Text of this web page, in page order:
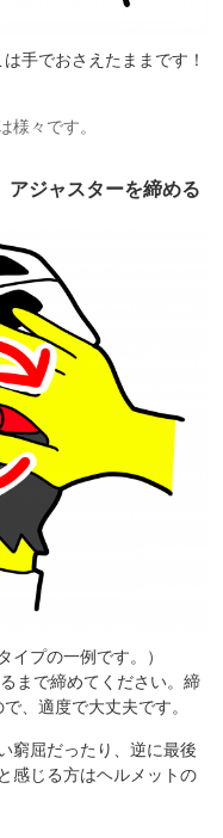
手でおさえたままです！
様々です。
ジャスターを締める
イプの一例です。）
まで締めてください。締
、適度で大丈夫です。
窮屈だったり、逆に最後
感じる方はヘルメットの